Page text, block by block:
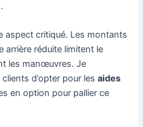
aspect critiqué. Les montants
arrière réduite limitent le
les manœuvres. Je
d’opter pour les aides
en option pour pallier ce